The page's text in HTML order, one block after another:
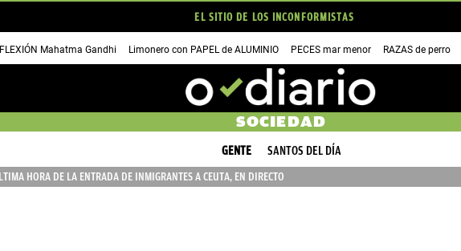
EL SITIO DE LOS INCONFORMISTAS
Mahatma Gandhi Limonero con PAPEL de ALUMINIO PECES mar menor RAZAS de perro
SOCIEDAD
GENTE
SANTOS DEL DÍA
HORA DE LA ENTRADA DE INMIGRANTES A CEUTA, EN DIRECTO